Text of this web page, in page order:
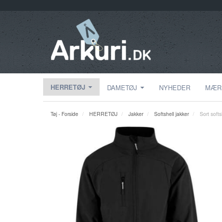
HERRETØJ DAMETØJ NYHEDER
Tøj - Forside HERRETØJ Jakker Softshell jakker Sort